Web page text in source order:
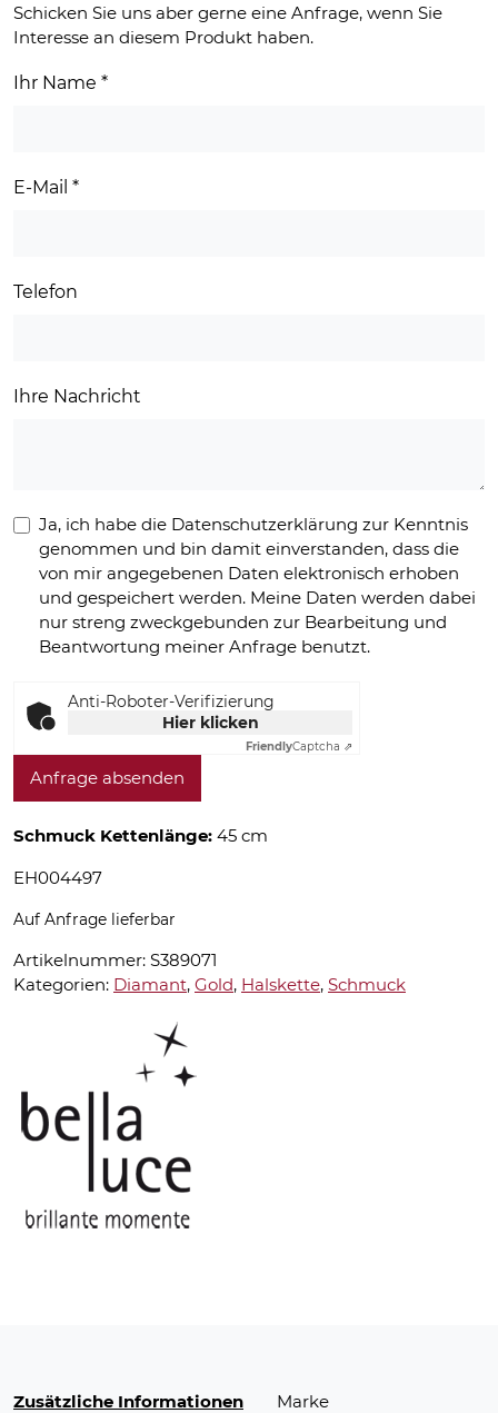
Schicken Sie uns aber gerne eine Anfrage, wenn Sie
Interesse an diesem Produkt haben.
Ihr Name *
E-Mail *
Telefon
Ihre Nachricht
Ja, ich habe die Datenschutzerklärung zur Kenntnis
genommen und bin damit einverstanden, dass die
von mir angegebenen Daten elektronisch erhoben
und gespeichert werden. Meine Daten werden dabei
nur streng zweckgebunden zur Bearbeitung und
Beantwortung meiner Anfrage benutzt.
Anti-Roboter-Verifizierung
Hier klicken
FriendlyCaptcha ⇗
Anfrage absenden
Schmuck Kettenlänge: 45 cm
EH004497
Auf Anfrage lieferbar
Artikelnummer: S389071
Kategorien: Diamant, Gold, Halskette, Schmuck
Zusätzliche Informationen
Marke